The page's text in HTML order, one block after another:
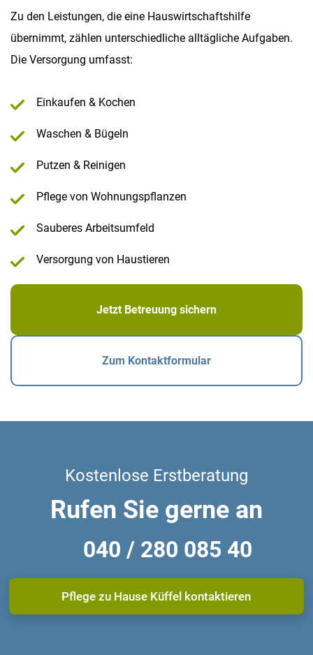
Zu den Leistungen, die eine Hauswirtschaftshilfe
übernimmt, zählen unterschiedliche alltägliche Aufgaben.
Die Versorgung umfasst:
Einkaufen & Kochen
Waschen & Bügeln
Putzen & Reinigen
Pflege von Wohnungspflanzen
Sauberes Arbeitsumfeld
Versorgung von Haustieren
Jetzt Betreuung sichern
Zum Kontaktformular
Kostenlose Erstberatung
Rufen Sie gerne an
040 / 280 085 40
Pflege zu Hause Küffel kontaktieren